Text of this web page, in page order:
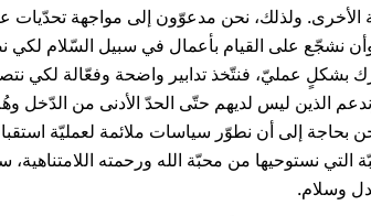
ولذلك، نحن مدعوّون إلى مواجهة تحدّيات
نشجّع على القيام بأعمال في سبيل السّلام لكي
بشكلٍ عمليّ، فنتّخذ تدابير واضحة وفعّالة لكي
الذين ليس لديهم حتّى الحدّ الأدنى من الدّخل
بحاجة إلى أن نطوّر سياسات ملائمة لعمليّة
التي نستوحيها من محبّة الله ورحمته
وسلام.